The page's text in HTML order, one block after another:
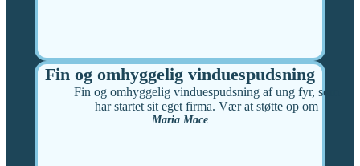
Fin og omhyggelig vinduespudsning
Fin og omhyggelig vinduespudsning af ung fyr, som
har startet sit eget firma. Vær at støtte op om
Maria Mace